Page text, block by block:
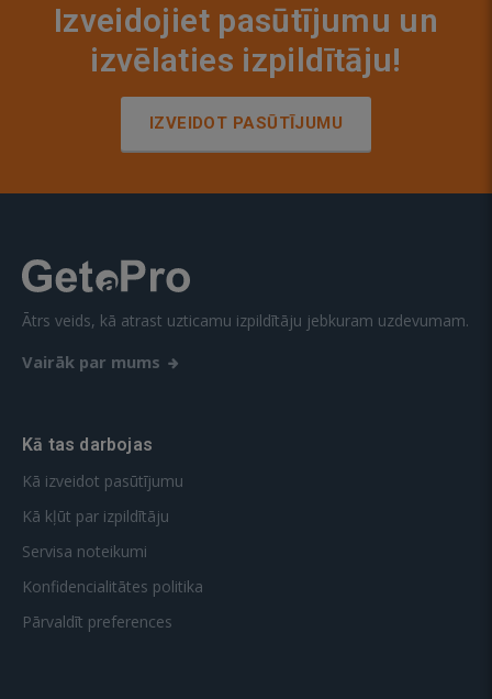
Izveidojiet pasūtījumu un
izvēlaties izpildītāju!
IZVEIDOT PASŪTĪJUMU
Ātrs veids, kā atrast uzticamu izpildītāju jebkuram uzdevumam.
Vairāk par mums
Kā tas darbojas
Kā izveidot pasūtījumu
Kā kļūt par izpildītāju
Servisa noteikumi
Konfidencialitātes politika
Pārvaldīt preferences